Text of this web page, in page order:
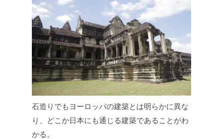
石造りでもヨーロッパの建築とは明らかに異な
り、どこか日本にも通じる建築であることがわ
かる。